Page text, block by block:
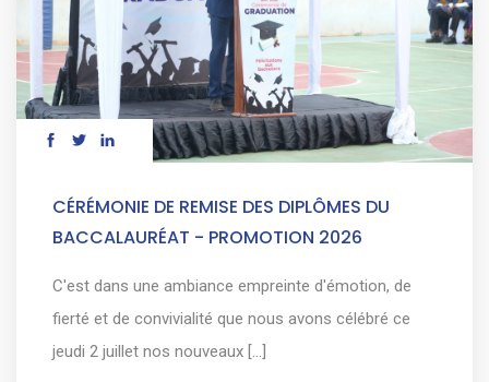
CÉRÉMONIE DE REMISE DES DIPLÔMES DU
BACCALAURÉAT - PROMOTION 2026
C'est dans une ambiance empreinte d'émotion, de
fierté et de convivialité que nous avons célébré ce
jeudi 2 juillet nos nouveaux [...]